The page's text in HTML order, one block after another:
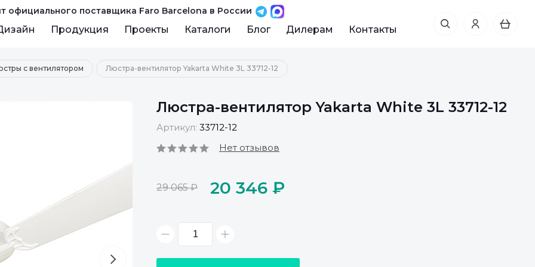
официального поставщика Faro Barcelona в России
Продукция Проекты Каталоги Блог Дилерам Контакты
с вентилятором Люстра-вентилятор Yakarta White 3L 33712-12
Люстра-вентилятор Yakarta White 3L 33712-12
Артикул: 33712-12
Нет отзывов
29 065 ₽ 20 346 ₽